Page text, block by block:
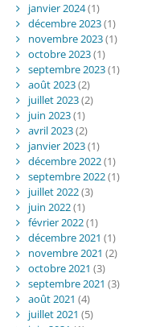
janvier 2024(1)
décembre 2023(1)
novembre 2023(1)
octobre 2023(1)
septembre 2023(1)
août 2023(2)
juillet 2023(2)
juin 2023(1)
avril 2023(2)
janvier 2023(1)
décembre 2022(1)
septembre 2022(1)
juillet 2022(3)
juin 2022(1)
février 2022(1)
décembre 2021 (1)
novembre 2021 (2)
octobre 2021 (3)
septembre 2021 (3)
août 2021 (4)
juillet 2021 (5)